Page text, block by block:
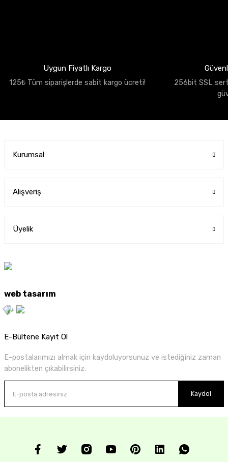
Uygun Fiyatlı Kargo
125₺ Tüm siparişlerde sabit kargo ücreti!
256bit SSL
Kurumsal
Alışveriş
Üyelik
web tasarım
E-Bültene Kayıt Ol
E-postalarımızı almak için kaydoluyorsunuz ve istediğiniz zaman
abonelikten çıkabilirsiniz.
Kaydol